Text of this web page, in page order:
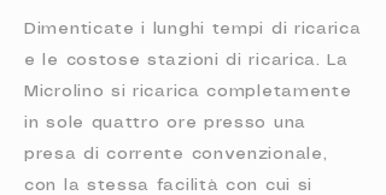
Dimenticate i lunghi tempi di ricarica
e le costose stazioni di ricarica. La
Microlino si ricarica completamente
in sole quattro ore presso una
presa di corrente convenzionale,
con la stessa facilità con cui si